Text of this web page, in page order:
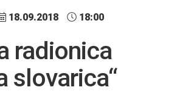
18.09.2018 18:00
radionica
slovarica“